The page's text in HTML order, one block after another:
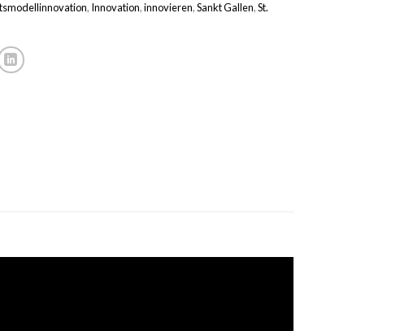
, Innovation,innovieren,Sankt Gallen,St.